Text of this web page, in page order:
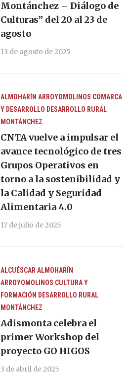
Montánchez – Diálogo de
Culturas” del 20 al 23 de
agosto
13 de agosto de 2025
ALMOHARÍN ARROYOMOLINOS COMARCA
Y DESARROLLO DESARROLLO RURAL
MONTÁNCHEZ
CNTA vuelve a impulsar el
avance tecnológico de tres
Grupos Operativos en
torno a la sostenibilidad y
la Calidad y Seguridad
Alimentaria 4.0
17 de julio de 2025
ALCUÉSCAR ALMOHARÍN
ARROYOMOLINOS CULTURA Y
FORMACIÓN DESARROLLO RURAL
MONTÁNCHEZ
Adismonta celebra el
primer Workshop del
proyecto GO HIGOS
3 de abril de 2025